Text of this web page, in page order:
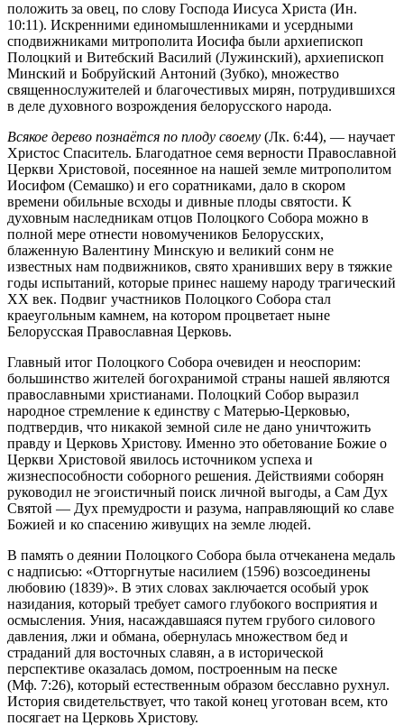
положить за овец, по слову Господа Иисуса Христа (Ин.
10:11). Искренними единомышленниками и усердными
сподвижниками митрополита Иосифа были архиепископ
Полоцкий и Витебский Василий (Лужинский), архиепископ
Минский и Бобруйский Антоний (Зубко), множество
священнослужителей и благочестивых мирян, потрудившихся
в деле духовного возрождения белорусского народа.
Всякое дерево познаётся по плоду своему (Лк. 6:44), — научает
Христос Спаситель. Благодатное семя верности Православной
Церкви Христовой, посеянное на нашей земле митрополитом
Иосифом (Семашко) и его соратниками, дало в скором
времени обильные всходы и дивные плоды святости. К
духовным наследникам отцов Полоцкого Собора можно в
полной мере отнести новомучеников Белорусских,
блаженную Валентину Минскую и великий сонм не
известных нам подвижников, свято хранивших веру в тяжкие
годы испытаний, которые принес нашему народу трагический
ХХ век. Подвиг участников Полоцкого Собора стал
краеугольным камнем, на котором процветает ныне
Белорусская Православная Церковь.
Главный итог Полоцкого Собора очевиден и неоспорим:
большинство жителей богохранимой страны нашей являются
православными христианами. Полоцкий Собор выразил
народное стремление к единству с Матерью-Церковью,
подтвердив, что никакой земной силе не дано уничтожить
правду и Церковь Христову. Именно это обетование Божие о
Церкви Христовой явилось источником успеха и
жизнеспособности соборного решения. Действиями соборян
руководил не эгоистичный поиск личной выгоды, а Сам Дух
Святой — Дух премудрости и разума, направляющий ко славе
Божией и ко спасению живущих на земле людей.
В память о деянии Полоцкого Собора была отчеканена медаль
с надписью: «Отторгнутые насилием (1596) возсоединены
любовию (1839)». В этих словах заключается особый урок
назидания, который требует самого глубокого восприятия и
осмысления. Уния, насаждавшаяся путем грубого силового
давления, лжи и обмана, обернулась множеством бед и
страданий для восточных славян, а в исторической
перспективе оказалась домом, построенным на песке
(Мф. 7:26), который естественным образом бесславно рухнул.
История свидетельствует, что такой конец уготован всем, кто
посягает на Церковь Христову.